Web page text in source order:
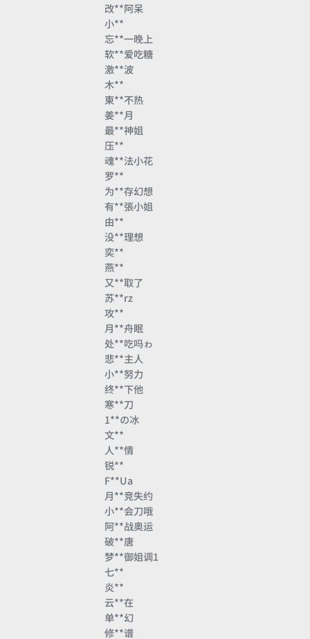
改**阿呆
小**
忘**一晚上
软**爱吃糖
激**波
木**
東**不热
姜**月
最**神姐
压**
魂**法小花
罗**
为**存幻想
有**張小姐
由**
没**理想
奕**
燕**
又**取了
苏**rz
攻**
月**舟眠
处**吃吗ゎ
悲**主人
小**努力
终**下他
寒**刀
1**の冰
文**
人**情
锐**
F**Ua
月**竞失约
小**会刀哦
阿**战奥运
破**唐
梦**御姐调1
七**
炎**
云**在
单**幻
修**谱